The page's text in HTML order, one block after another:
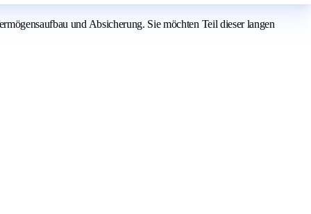
und Absicherung. Sie möchten Teil dieser langen